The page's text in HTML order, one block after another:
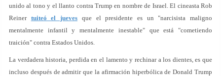
unido al tono y el llanto contra Trump en nombre de Israel. El cineasta Rob
Reiner tuiteó el jueves que el presidente es un "narcisista maligno
mentalmente infantil y mentalmente inestable" que está "cometiendo
traición" contra Estados Unidos.
La verdadera historia, perdida en el lamento y rechinar a los dientes, es que
incluso después de admitir que la afirmación hiperbólica de Donald Trump